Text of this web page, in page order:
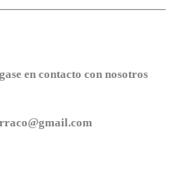
en contacto con nosotros